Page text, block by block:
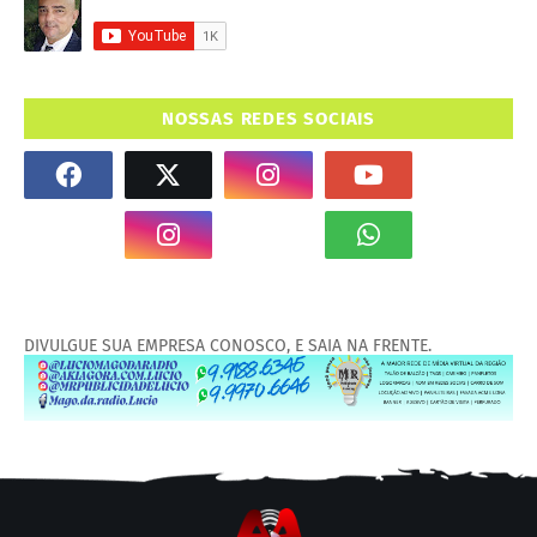
NOSSAS REDES SOCIAIS
DIVULGUE SUA EMPRESA CONOSCO, E SAIA NA FRENTE.